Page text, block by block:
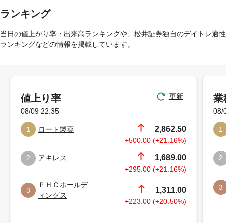
ランキング
当日の値上がり率・出来高ランキングや、松井証券独自のデイトレ適性
ランキングなどの情報を掲載しています。